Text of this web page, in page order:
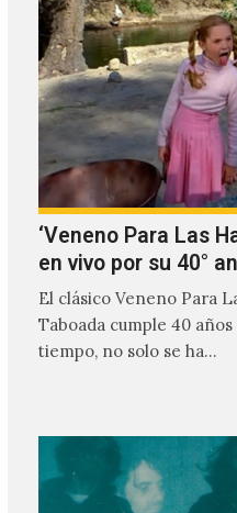
‘Veneno Para Las
en vivo por su 40°
El clásico Veneno Para
Taboada cumple 40
tiempo, no solo se ha…